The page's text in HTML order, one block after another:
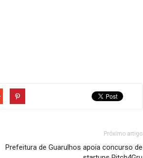
Próximo artigo
Prefeitura de Guarulhos apoia concurso de